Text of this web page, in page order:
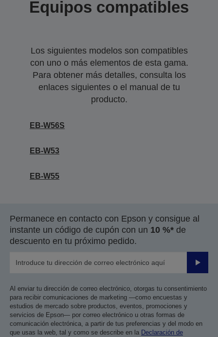
Equipos compatibles
Los siguientes modelos son compatibles
con uno o más elementos de esta gama.
Para obtener más detalles, consulta los
enlaces siguientes o el manual de tu
producto.
EB-W56S
EB-W53
EB-W55
Permanece en contacto con Epson y consigue al
instante un código de cupón con un 10 %* de
descuento en tu próximo pedido.
Enviar
Al enviar tu dirección de correo electrónico, otorgas tu consentimiento
para recibir comunicaciones de marketing —como encuestas y
estudios de mercado sobre productos, eventos, promociones y
servicios de Epson— por correo electrónico u otras formas de
comunicación electrónica, a partir de tus preferencias y del modo en
que usas la web, tal y como se describe en la Declaración de